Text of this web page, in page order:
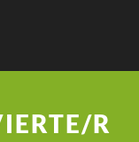
R